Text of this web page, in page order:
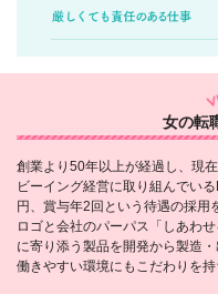
女の転
創業より50年以上が経過し、現
ビーイング経営に取り組んでい
円、賞与年2回という待遇の採
ロゴと会社のパーパス「しあわ
に寄り添う製品を開発から製造
働きやすい環境にもこだわりを持